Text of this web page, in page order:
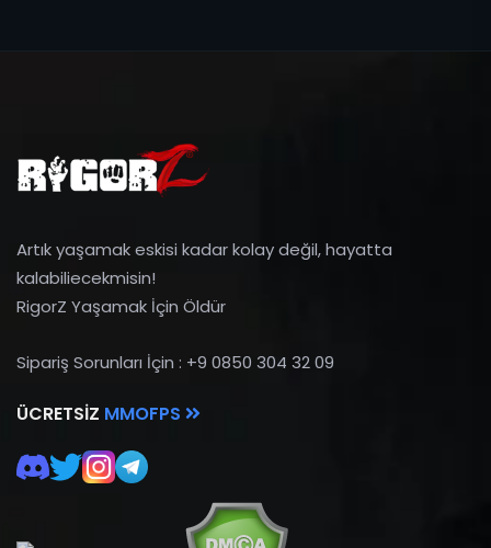
Artık yaşamak eskisi kadar kolay değil, hayatta
kalabiliecekmisin!
RigorZ Yaşamak İçin Öldür
Sipariş Sorunları İçin : +9 0850 304 32 09
ÜCRETSIZ MMOFPS